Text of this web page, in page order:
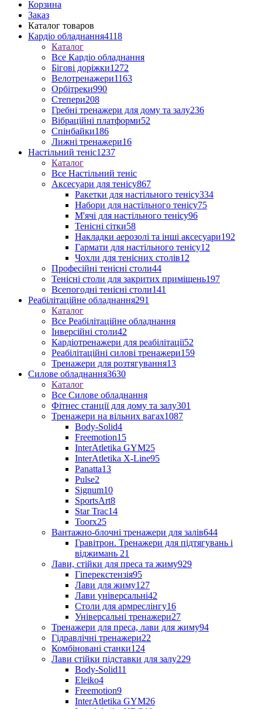
Корзина
Заказ
Каталог товаров
Кардіо обладнання4118
Каталог
Все Кардіо обладнання
Бігові доріжки1272
Велотренажери1163
Орбітреки990
Степери208
Гребні тренажери для дому та залу236
Вібраційні платформи52
Спінбайки186
Лижні тренажери16
Настільний теніс1237
Каталог
Все Настільний теніс
Аксесуари для тенісу867
Ракетки для настільного тенісу334
Набори для настільного тенісу75
М'ячі для настільного тенісу96
Тенісні сітки58
Накладки аерозолі та інші аксесуари192
Гармати для настільного тенісу12
Чохли для тенісних столів12
Професійні тенісні столи44
Тенісні столи для закритих приміщень197
Всепогодні тенісні столи141
Реабілітаційне обладнання291
Каталог
Все Реабілітаційне обладнання
Інверсійні столи42
Кардіотренажери для реабілітації52
Реабілітаційні силові тренажери159
Тренажери для розтягування13
Силове обладнання3630
Каталог
Все Силове обладнання
Фітнес станції для дому та залу301
Тренажери на вільних вагах1087
Body-Solid4
Freemotion15
InterAtletika GYM25
InterAtletika X-Line95
Panatta13
Pulse2
Signum10
SportsArt8
Star Trac14
Toorx25
Вантажно-блочні тренажери для залів644
Гравітрон. Тренажери для підтягувань і
віджимань 21
Лави, стійки для преса та жиму929
Гіперекстензія95
Лави для жиму127
Лави універсальні42
Столи для армреслінгу16
Універсальні тренажери27
Тренажери для преса, лави для жиму94
Гідравлічні тренажери22
Комбіновані станки124
Лави стійки підставки для залу229
Body-Solid11
Eleiko4
Freemotion9
InterAtletika GYM26